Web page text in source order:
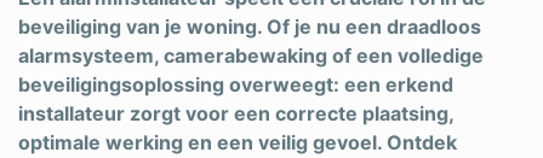
Schilder
Schrijnwerker
Stukadoor
beveiliging van je woning. Of je nu een draadloos
alarmsysteem, camerabewaking of een volledige
beveiligingsoplossing overweegt: een erkend
installateur zorgt voor een correcte plaatsing,
optimale werking en een veilig gevoel. Ontdek